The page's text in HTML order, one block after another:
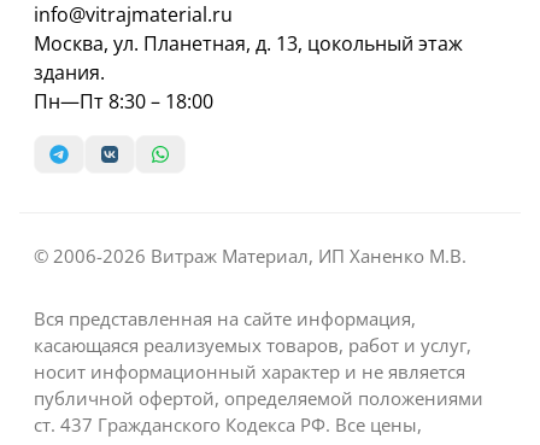
info@vitrajmaterial.ru
Москва, ул. Планетная, д. 13, цокольный этаж
здания.
Пн—Пт 8:30 – 18:00
© 2006-2026 Витраж Материал, ИП Ханенко М.В.
Вся представленная на сайте информация,
касающаяся реализуемых товаров, работ и услуг,
носит информационный характер и не является
публичной офертой, определяемой положениями
ст. 437 Гражданского Кодекса РФ. Все цены,